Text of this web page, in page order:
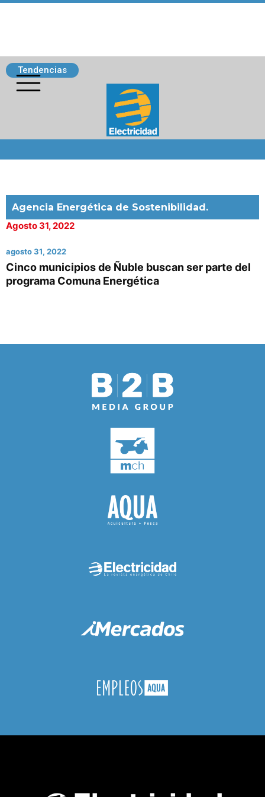
Tendencias
Agencia Energética de Sostenibilidad.
Agosto 31, 2022
agosto 31, 2022
Cinco municipios de Ñuble buscan ser parte del
programa Comuna Energética